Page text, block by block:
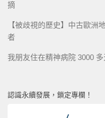
摘
【被歧視的歷史】中古歐
者
我朋友住在精神病院 3000
認識永續發展，鎖定專欄！